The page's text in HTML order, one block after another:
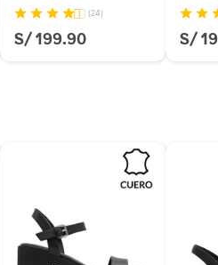
(24)
S/ 199.90 S/